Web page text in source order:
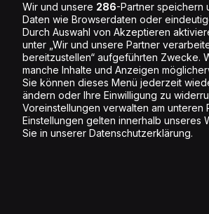
Wir und unsere 286-Partner speichern
Daten wie Browserdaten oder
Durch Auswahl von Akzeptieren
unter „Wir und unsere Partner
bereitzustellen“ aufgeführten Zwecke.
manche Inhalte und Anzeigen
Sie können dieses Menü jederzeit
ändern oder Ihre Einwilligung zu
Voreinstellungen verwalten am unteren
Einstellungen gelten innerhalb unseres
Sie in unserer Datenschutzerklärung.